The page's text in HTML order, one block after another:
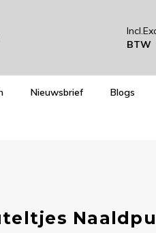
Incl.
BTW
Nieuwsbrief Blogs